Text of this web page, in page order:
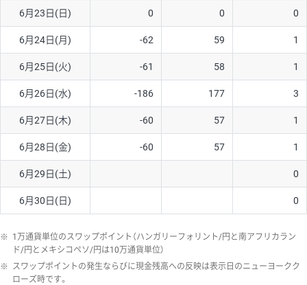
6月23日(日) 0 0 0
6月24日(月) -62 59 1
6月25日(火) -61 58 1
6月26日(水) -186 177 3
6月27日(木) -60 57 1
6月28日(金) -60 57 1
6月29日(土) 0
6月30日(日) 0
※ 1万通貨単位のスワップポイント（ハンガリーフォリント/円と南アフリカラン
ド/円とメキシコペソ/円は10万通貨単位）
※ スワップポイントの発生ならびに現金残高への反映は表示日のニューヨークク
ローズ時です。